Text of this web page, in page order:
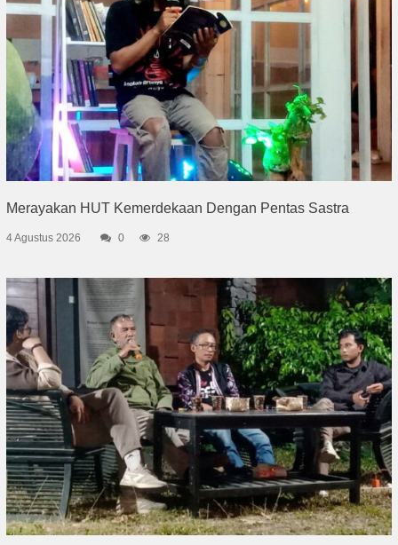
Merayakan HUT Kemerdekaan Dengan Pentas Sastra
4 Agustus 2026 0 28